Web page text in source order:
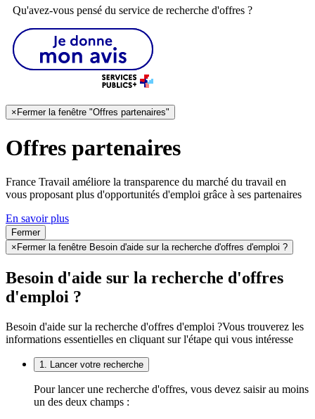
Qu'avez-vous pensé du service de recherche d'offres ?
× Fermer la fenêtre "Offres partenaires"
Offres partenaires
France Travail améliore la transparence du marché du travail en
vous proposant plus d'opportunités d'emploi grâce à ses partenaires
En savoir plus
Fermer
× Fermer la fenêtre Besoin d'aide sur la recherche d'offres d'emploi ?
Besoin d'aide sur la recherche d'offres
d'emploi ?
Besoin d'aide sur la recherche d'offres d'emploi ?Vous trouverez les
informations essentielles en cliquant sur l'étape qui vous intéresse
1. Lancer votre recherche
Pour lancer une recherche d'offres, vous devez saisir au moins
un des deux champs :